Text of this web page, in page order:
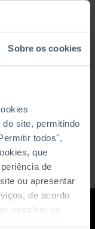
Sobre os cookies
site, permitindo
todos",
que
de
ou apresentar
de acordo
escolher os